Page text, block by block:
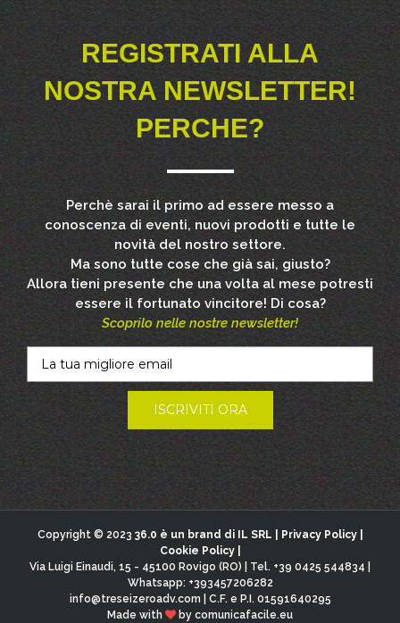
REGISTRATI ALLA
NOSTRA NEWSLETTER!
PERCHE?
Perchè sarai il primo ad essere messo a
conoscenza di eventi, nuovi prodotti e tutte le
novità del nostro settore.
Ma sono tutte cose che già sai, giusto?
Allora tieni presente che una volta al mese potresti
essere il fortunato vincitore! Di cosa?
Scoprilo nelle nostre newsletter!
Copyright © 2023 36.0 è un brand di IL SRL | Privacy Policy|
Cookie Policy|
Via Luigi Einaudi, 15 - 45100 Rovigo (RO) | Tel. +39 0425 544834 |
Whatsapp: +393457206282
info@treseizeroadv.com | C.F. e P.I. 01591640295
Made with
by comunicafacile.eu